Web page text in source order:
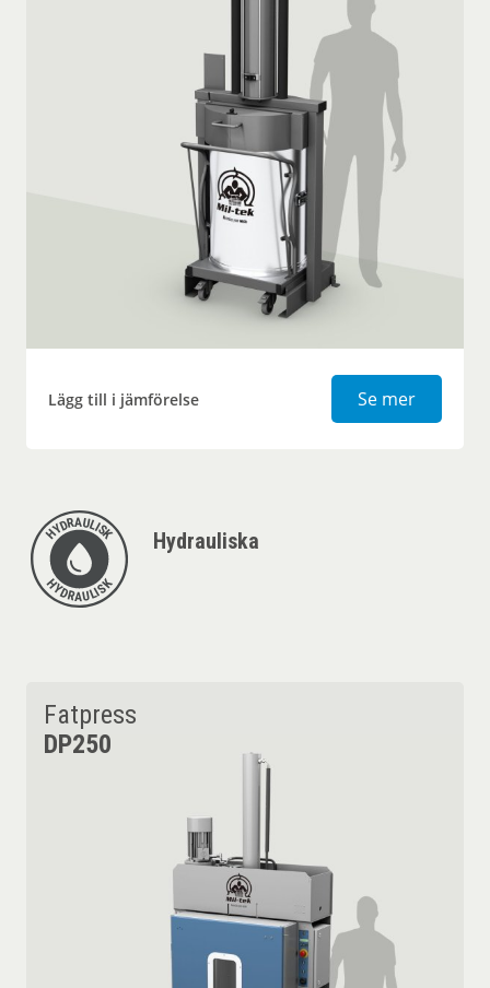
Lägg till i jämförelse Se mer
Hydrauliska
Fatpress
DP250